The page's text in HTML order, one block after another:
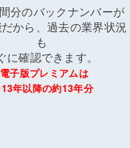
分のバックナンバーが
から、過去の業界状況
も
に確認できます。
子版プレミアムは
年以降の約13年分